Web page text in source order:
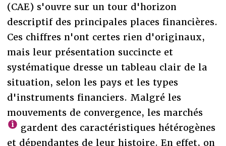
(CAE) s'ouvre sur un tour d'horizon
descriptif des principales places financières.
Ces chiffres n'ont certes rien d'originaux,
mais leur présentation succincte et
systématique dresse un tableau clair de la
situation, selon les pays et les types
d'instruments financiers. Malgré les
mouvements de convergence, les marchés
gardent des caractéristiques hétérogènes
et dépendantes de leur histoire. En effet, on